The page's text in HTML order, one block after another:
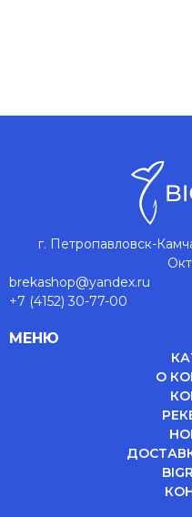
г. Петропавловск-
brekashop@yandex.ru
+7 (4152) 30-77-00
МЕНЮ
О